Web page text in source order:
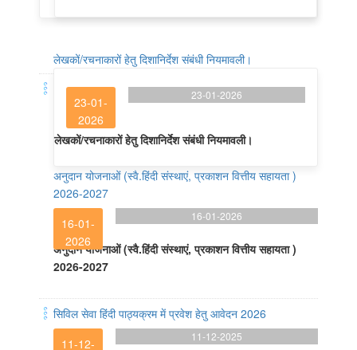
लेखकों/रचनाकारों हेतु दिशानिर्देश संबंधी नियमावली।
23-01-
2026
23-01-2026
लेखकों/रचनाकारों हेतु दिशानिर्देश संबंधी नियमावली।
अनुदान योजनाओं (स्वै.हिंदी संस्थाएं, प्रकाशन वित्तीय सहायता )
2026-2027
16-01-
2026
16-01-2026
अनुदान योजनाओं (स्वै.हिंदी संस्थाएं, प्रकाशन वित्तीय सहायता )
2026-2027
सिविल सेवा हिंदी पाठ्यक्रम में प्रवेश हेतु आवेदन 2026
11-12-
11-12-2025